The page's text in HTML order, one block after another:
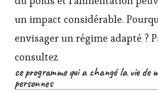
un impact considérable.
envisager un régime adapté ?
consultez
ce programme qui a changé la vie de
personnes